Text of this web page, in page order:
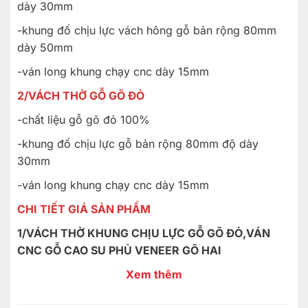
dày 30mm
-khung đố chịu lực vách hông gỗ bản rộng 80mm
dày 50mm
-ván long khung chạy cnc dày 15mm
2/VÁCH THỜ GỖ GÕ ĐỎ
-chất liệu gỗ gõ đỏ 100%
-khung đố chịu lực gỗ bản rộng 80mm độ dày
30mm
-ván long khung chạy cnc dày 15mm
CHI TIẾT GIÁ SẢN PHẨM
1/VÁCH THỜ KHUNG CHỊU LỰC GỖ GÕ ĐỎ,VÁN
CNC GỖ CAO SU PHỦ VENEER GÕ HAI
3TR/MÉT VUÔNG
Xem thêm